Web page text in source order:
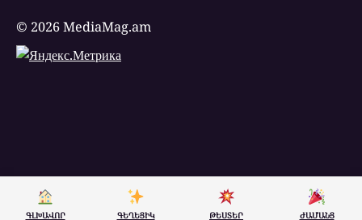
© 2026 MediaMag.am
ԳԼԽԱՎՈՐ ԳԵՂԵՑԻԿ ԹԵՍՏԵՐ ԺԱՄԱՆՑ